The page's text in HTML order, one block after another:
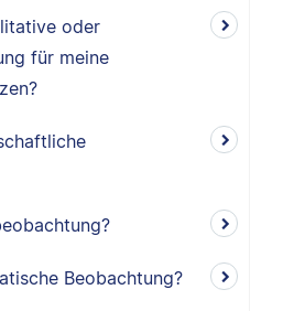
oder
für meine
Beobachtung?